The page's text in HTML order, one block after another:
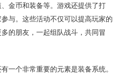
金币和装备等。游戏还提供了打
与。这些活动不仅可以提高玩家的
的朋友，一起组队战斗，共同冒
一个非常重要的元素是装备系统。